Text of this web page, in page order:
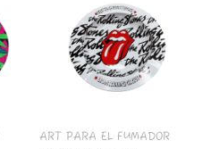
ART PARA EL FUMADOR
BLANCO
ROLLING
STONES
cantidad